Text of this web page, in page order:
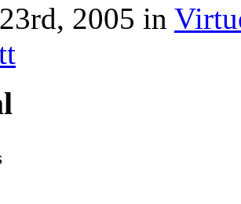
2005 in